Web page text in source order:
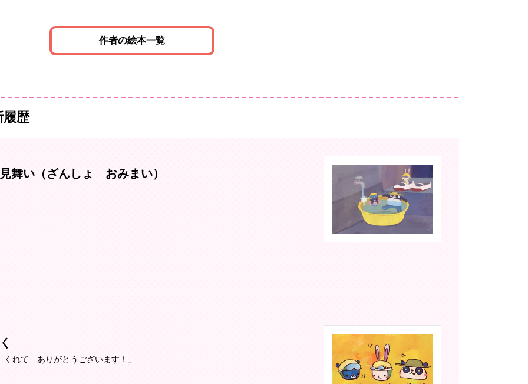
作者の絵本一覧
履歴
舞い（ざんしょ おみまい）
れて ありがとうございます！」